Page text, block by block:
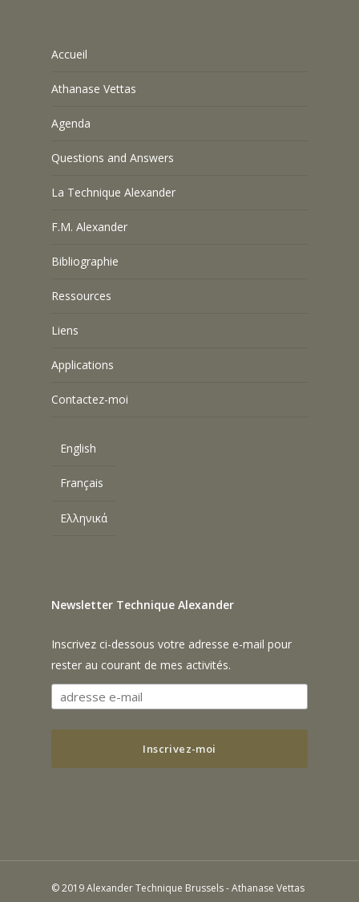
Accueil
Athanase Vettas
Agenda
Questions and Answers
La Technique Alexander
F.M. Alexander
Bibliographie
Ressources
Liens
Applications
Contactez-moi
English
Français
Ελληνικά
Newsletter Technique Alexander
Inscrivez ci-dessous votre adresse e-mail pour
rester au courant de mes activités.
© 2019 Alexander Technique Brussels - Athanase Vettas